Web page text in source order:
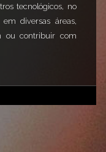
tecnológicos, no
diversas áreas,
ou contribuir com